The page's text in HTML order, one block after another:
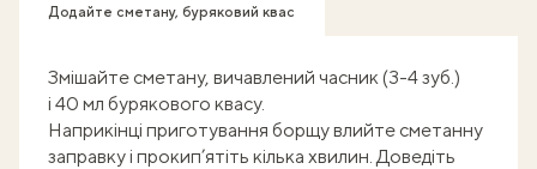
Додайте сметану, буряковий квас
Змішайте сметану, вичавлений часник (3-4 зуб.)
і 40 мл бурякового квасу.
Наприкінці приготування борщу влийте сметанну
заправку і прокип’ятіть кілька хвилин. Доведіть